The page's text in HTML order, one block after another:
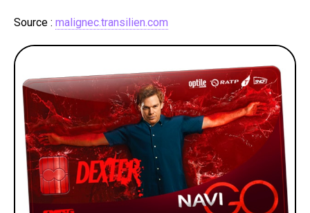
Source : malignec.transilien.com